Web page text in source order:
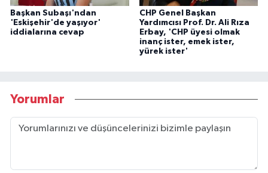
Başkan Subaşı'ndan
'Eskişehir'de yaşıyor'
iddialarına cevap
CHP Genel Başkan
Yardımcısı Prof. Dr. Ali Rıza
Erbay, 'CHP üyesi olmak
inanç ister, emek ister,
yürek ister'
Yorumlar